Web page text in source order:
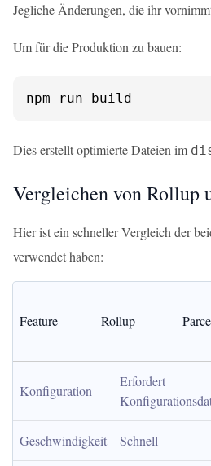
Jegliche Änderungen, die ihr
Um für die Produktion zu bauen:
npm run build
Dies erstellt optimierte Dateien im
Vergleichen von Rollup
Hier ist ein schneller Vergleich der
verwendet haben:
Feature Rollup
Konfiguration
Erfordert
Geschwindigkeit Schnell